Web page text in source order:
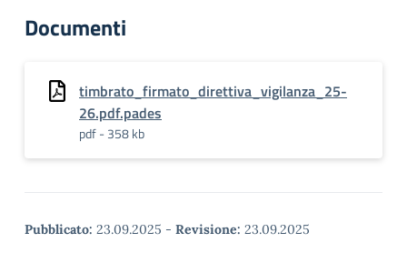
Documenti
timbrato_firmato_direttiva_vigilanza_25-
26.pdf.pades
pdf - 358 kb
Pubblicato: 23.09.2025 - Revisione: 23.09.2025